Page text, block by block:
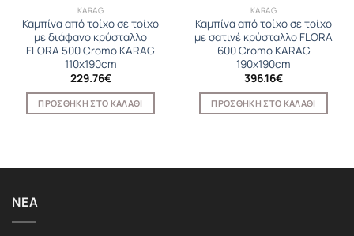
KARAG
Καμπίνα από τοίχο σε τοίχο
με διάφανο κρύσταλλο
FLORA 500 Cromo KARAG
110x190cm
229.76€
ΠΡΟΣΘΉΚΗ ΣΤΟ ΚΑΛΆΘΙ
KARAG
Καμπίνα από τοίχο σε τοίχο
με σατινέ κρύσταλλο FLORA
600 Cromo KARAG
190x190cm
396.16€
ΠΡΟΣΘΉΚΗ ΣΤΟ ΚΑΛΆΘΙ
ΝΈΑ